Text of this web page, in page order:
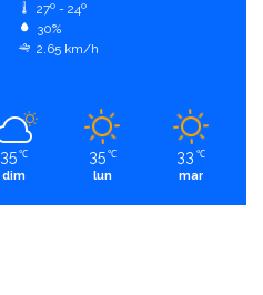
27º - 24º
30%
2.65 km/h
35 ℃
dim
35 ℃
lun
33 ℃
mar